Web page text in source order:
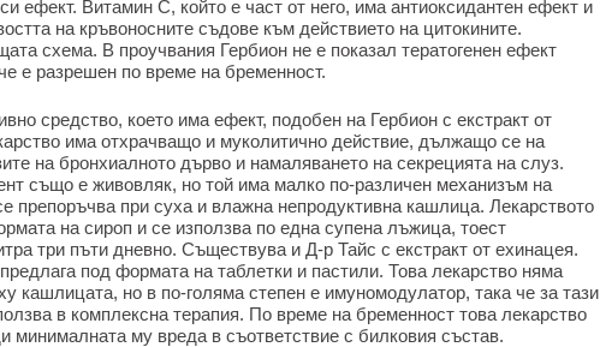
ефект. Витамин С, който е част от него, има антиоксидантен ефект и
на кръвоносните съдове към действието на цитокините.
схема. В проучвания Гербион не е показал тератогенен ефект
е разрешен по време на бременност.
средство, което има ефект, подобен на Гербион с екстракт от
има отхрачващо и муколитично действие, дължащо се на
на бронхиалното дърво и намаляването на секрецията на слуз.
също е живовляк, но той има малко по-различен механизъм на
препоръчва при суха и влажна непродуктивна кашлица. Лекарството
на сироп и се използва по една супена лъжица, тоест
три пъти дневно. Съществува и Д-р Тайс с екстракт от ехинацея.
под формата на таблетки и пастили. Това лекарство няма
кашлицата, но в по-голяма степен е имуномодулатор, така че за тази
в комплексна терапия. По време на бременност това лекарство
минималната му вреда в съответствие с билковия състав.